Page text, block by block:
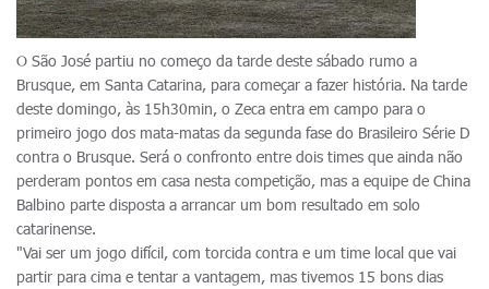
O São José partiu no começo da tarde deste sábado rumo a
Brusque, em Santa Catarina, para começar a fazer história. Na tarde
deste domingo, às 15h30min, o Zeca entra em campo para o
primeiro jogo dos mata-matas da segunda fase do Brasileiro Série D
contra o Brusque. Será o confronto entre dois times que ainda não
perderam pontos em casa nesta competição, mas a equipe de China
Balbino parte disposta a arrancar um bom resultado em solo
catarinense.
"Vai ser um jogo difícil, com torcida contra e um time local que vai
partir para cima e tentar a vantagem, mas tivemos 15 bons dias